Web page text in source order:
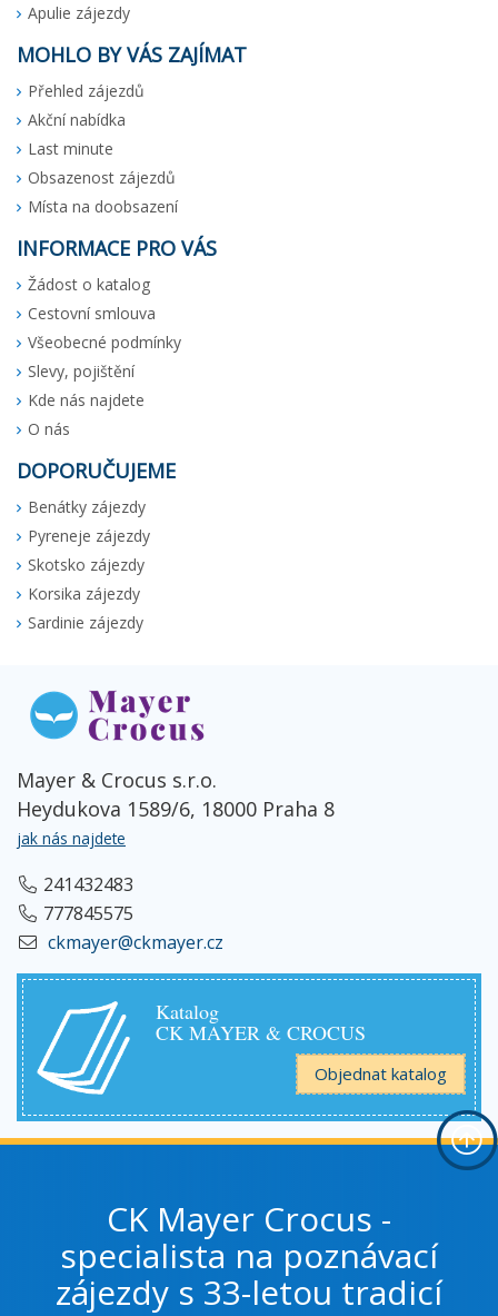
Apulie zájezdy
MOHLO BY VÁS ZAJÍMAT
Přehled zájezdů
Akční nabídka
Last minute
Obsazenost zájezdů
Místa na doobsazení
INFORMACE PRO VÁS
Žádost o katalog
Cestovní smlouva
Všeobecné podmínky
Slevy, pojištění
Kde nás najdete
O nás
DOPORUČUJEME
Benátky zájezdy
Pyreneje zájezdy
Skotsko zájezdy
Korsika zájezdy
Sardinie zájezdy
Mayer & Crocus s.r.o.
Heydukova 1589/6, 18000 Praha 8
jak nás najdete
241432483
777845575
ckmayer@ckmayer.cz
Katalog
CK MAYER & CROCUS
Objednat katalog
CK Mayer Crocus -
specialista na poznávací
zájezdy s 33-letou tradicí